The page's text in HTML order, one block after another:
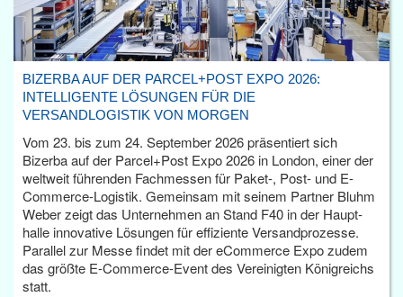
BIZERBA AUF DER PARCEL+POST EXPO 2026:
INTELLIGENTE LÖSUNGEN FÜR DIE
VERSANDLOGISTIK VON MORGEN
Vom 23. bis zum 24. September 2026 präsentiert sich
Bizerba auf der Parcel+Post Expo 2026 in London, einer der
weltweit führenden Fachmessen für Paket-, Post- und E-
Commerce-Logistik. Gemeinsam mit seinem Partner Bluhm
Weber zeigt das Unternehmen an Stand F40 in der Haupt­
halle innovative Lösungen für effiziente Versandprozesse.
Parallel zur Messe findet mit der eCommerce Expo zudem
das größte E-Commerce-Event des Vereinigten Königreichs
statt.